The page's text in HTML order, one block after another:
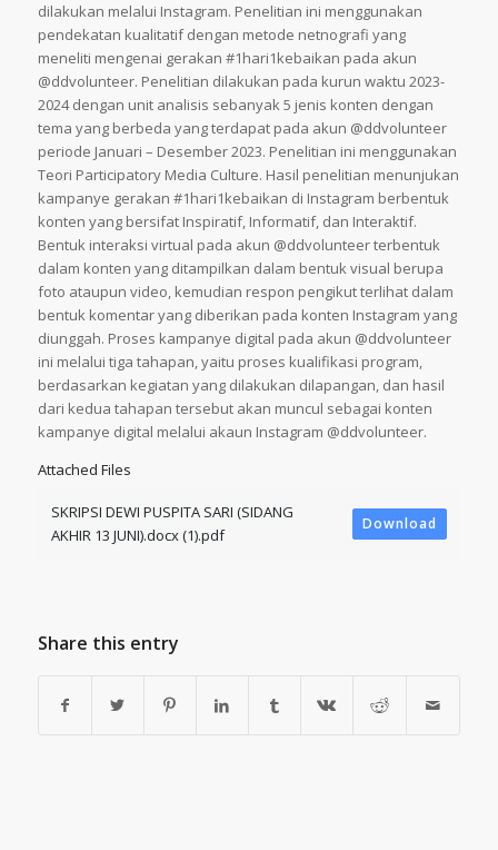
dilakukan melalui Instagram. Penelitian ini menggunakan
pendekatan kualitatif dengan metode netnografi yang
meneliti mengenai gerakan #1hari1kebaikan pada akun
@ddvolunteer. Penelitian dilakukan pada kurun waktu 2023-
2024 dengan unit analisis sebanyak 5 jenis konten dengan
tema yang berbeda yang terdapat pada akun @ddvolunteer
periode Januari – Desember 2023. Penelitian ini menggunakan
Teori Participatory Media Culture. Hasil penelitian menunjukan
kampanye gerakan #1hari1kebaikan di Instagram berbentuk
konten yang bersifat Inspiratif, Informatif, dan Interaktif.
Bentuk interaksi virtual pada akun @ddvolunteer terbentuk
dalam konten yang ditampilkan dalam bentuk visual berupa
foto ataupun video, kemudian respon pengikut terlihat dalam
bentuk komentar yang diberikan pada konten Instagram yang
diunggah. Proses kampanye digital pada akun @ddvolunteer
ini melalui tiga tahapan, yaitu proses kualifikasi program,
berdasarkan kegiatan yang dilakukan dilapangan, dan hasil
dari kedua tahapan tersebut akan muncul sebagai konten
kampanye digital melalui akaun Instagram @ddvolunteer.
Attached Files
SKRIPSI DEWI PUSPITA SARI (SIDANG
AKHIR 13 JUNI).docx (1).pdf
Download
Share this entry